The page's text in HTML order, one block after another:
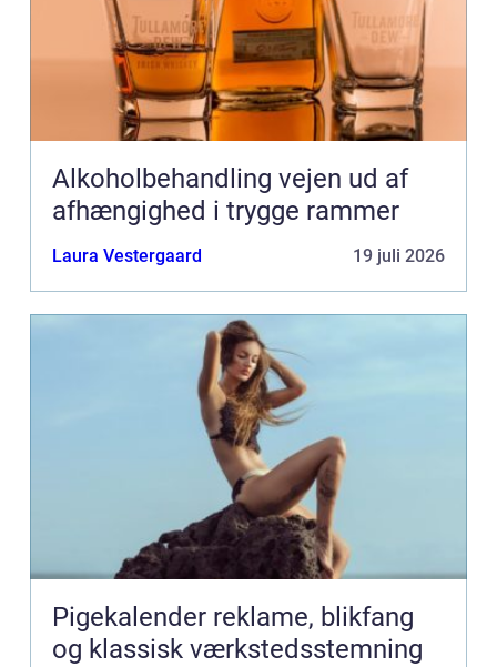
Alkoholbehandling vejen ud af
afhængighed i trygge rammer
Laura Vestergaard 19 juli 2026
Pigekalender reklame, blikfang
og klassisk værkstedsstemning